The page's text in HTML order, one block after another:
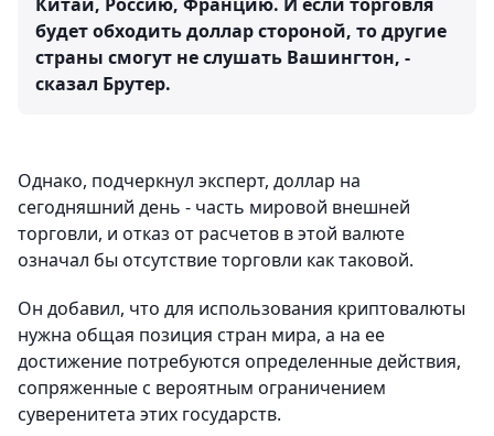
будет обходить доллар стороной, то другие
страны смогут не слушать Вашингтон, -
сказал Брутер.
Однако, подчеркнул эксперт, доллар на
сегодняшний день - часть мировой внешней
торговли, и отказ от расчетов в этой валюте
означал бы отсутствие торговли как таковой.
Он добавил, что для использования криптовалюты
нужна общая позиция стран мира, а на ее
достижение потребуются определенные действия,
сопряженные с вероятным ограничением
суверенитета этих государств.